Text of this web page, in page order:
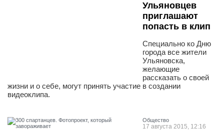
Ульяновцев
приглашают
попасть в клип
Специально ко Дню
города все жители
Ульяновска,
желающие
рассказать о своей
жизни и о себе, могут принять участие в создании
видеоклипа.
Общество
17 августа 2015, 12:16